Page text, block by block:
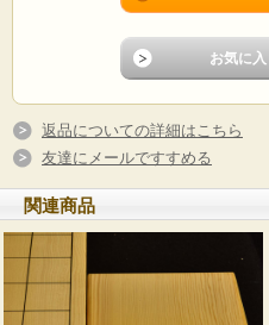
返品についての詳細はこちら
友達にメールですすめる
関連商品